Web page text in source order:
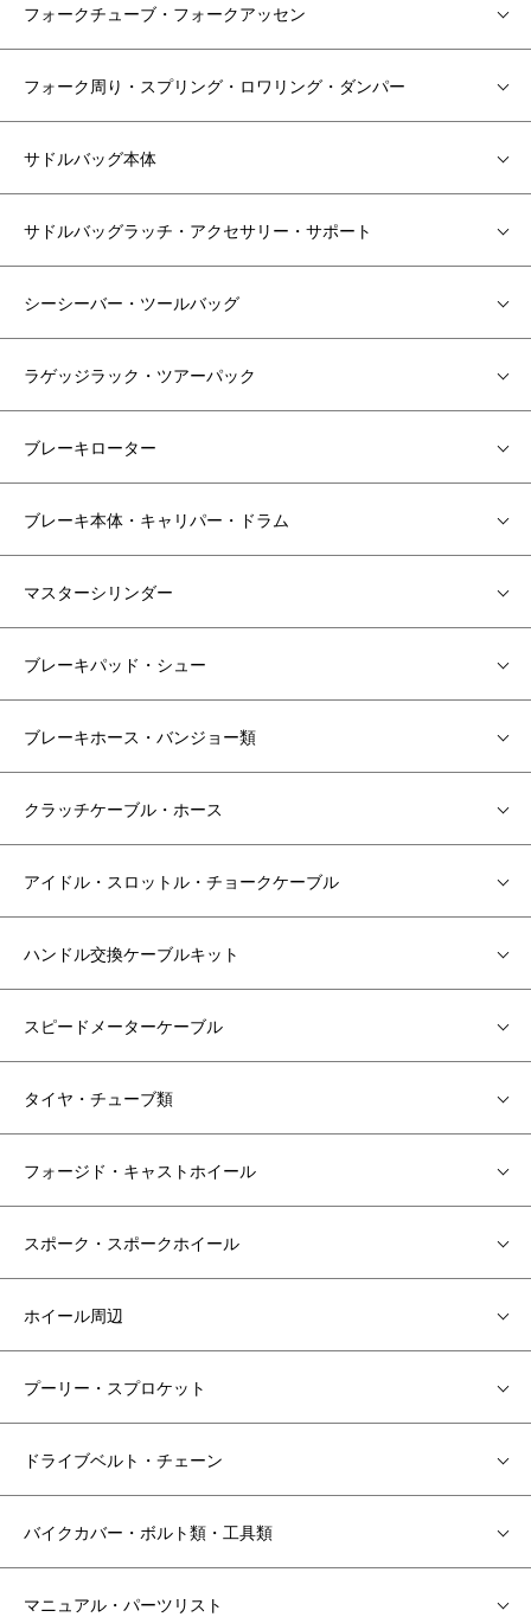
フォークチューブ・フォークアッセン
フォーク周り・スプリング・ロワリング・ダンパー
サドルバッグ本体
サドルバッグラッチ・アクセサリー・サポート
シーシーバー・ツールバッグ
ラゲッジラック・ツアーパック
ブレーキローター
ブレーキ本体・キャリパー・ドラム
マスターシリンダー
ブレーキパッド・シュー
ブレーキホース・バンジョー類
クラッチケーブル・ホース
アイドル・スロットル・チョークケーブル
ハンドル交換ケーブルキット
スピードメーターケーブル
タイヤ・チューブ類
フォージド・キャストホイール
スポーク・スポークホイール
ホイール周辺
プーリー・スプロケット
ドライブベルト・チェーン
バイクカバー・ボルト類・工具類
マニュアル・パーツリスト